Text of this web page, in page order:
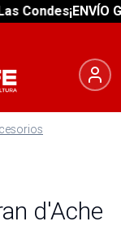
¡ENVÍO
d'Ache